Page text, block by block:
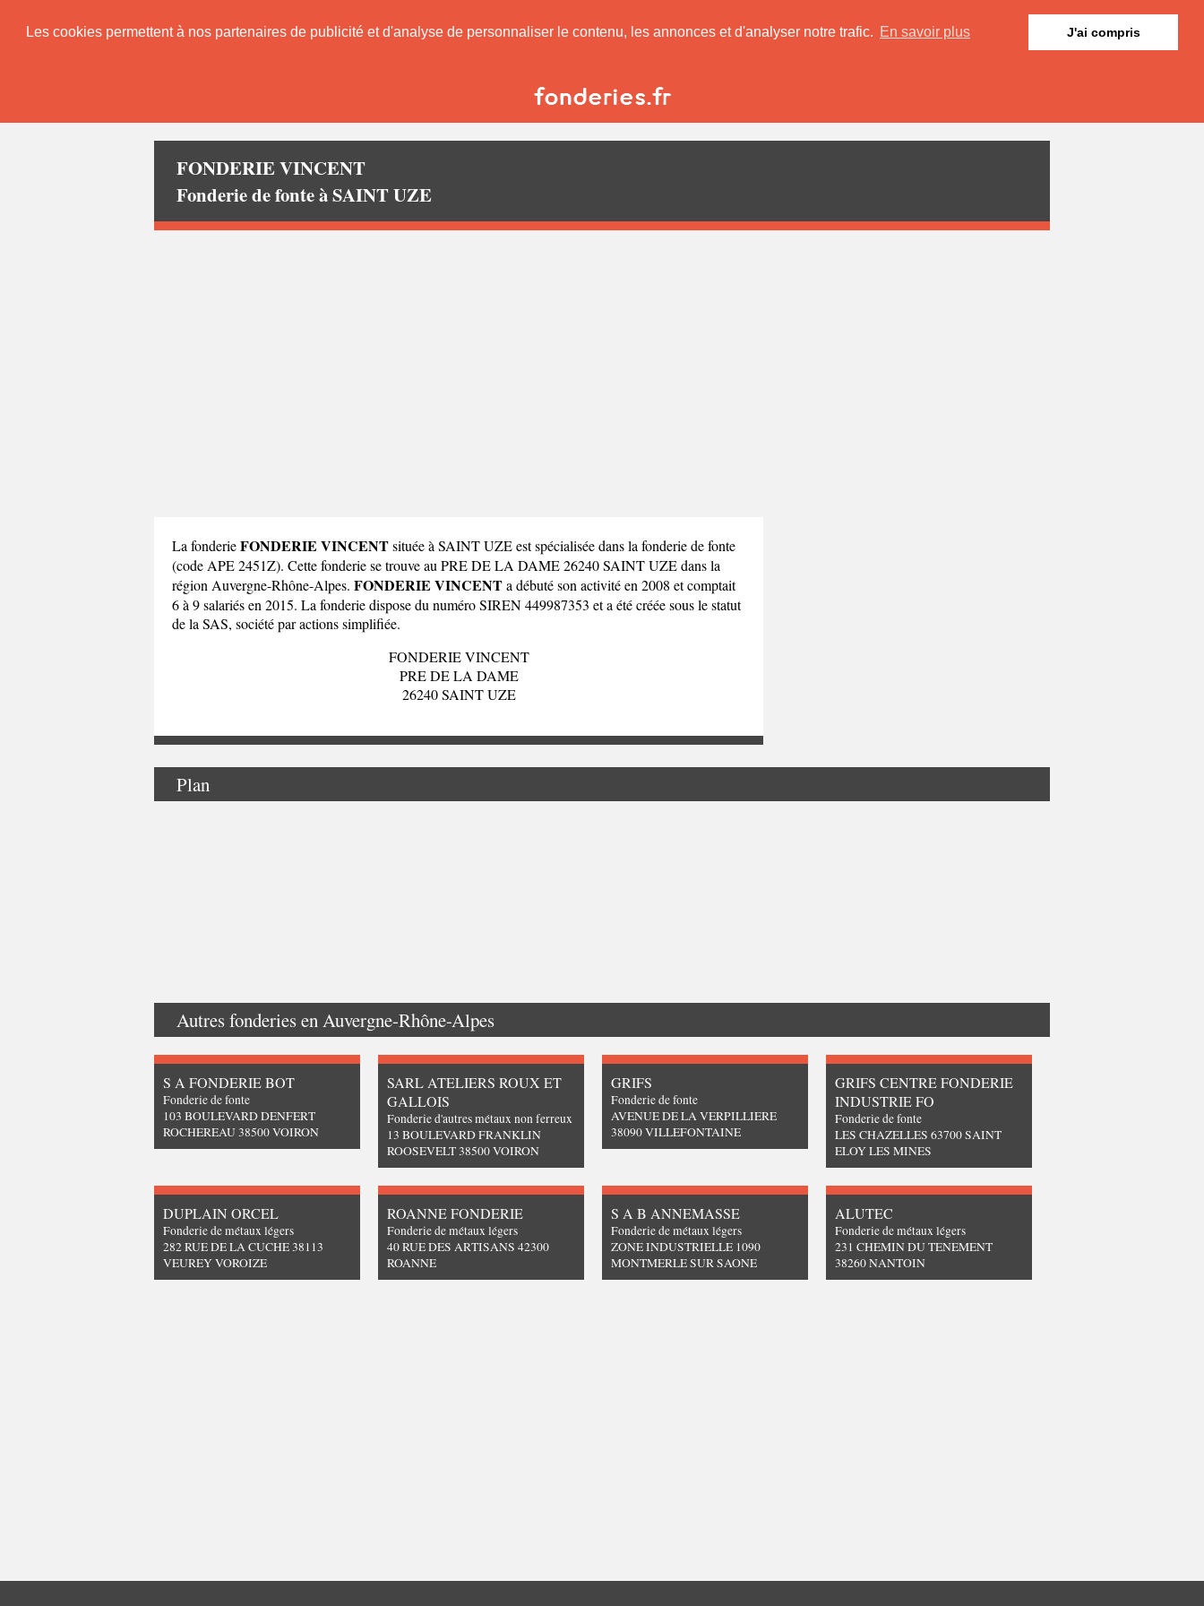
Les cookies permettent à nos partenaires de publicité et d'analyse de personnaliser le contenu, les annonces et d'analyser notre trafic. En savoir plus J'ai compris
FONDERIE VINCENT
Fonderie de fonte à SAINT UZE
La fonderieFONDERIE VINCENTsituée à SAINT UZE est spécialisée dans la fonderie de fonte
(code APE 2451Z). Cette fonderie se trouve au PRE DE LA DAME 26240 SAINT UZE dans la
région Auvergne-Rhône-Alpes. FONDERIE VINCENTa débuté son activité en 2008 et comptait
6 à 9 salariés en 2015. La fonderie dispose du numéro SIREN 449987353 et a été créée sous le statut
de la SAS, société par actions simplifiée.
FONDERIE VINCENT
PRE DE LA DAME
26240 SAINT UZE
Plan
Autres fonderies en Auvergne-Rhône-Alpes
S A FONDERIE BOT
Fonderie de fonte
103 BOULEVARD DENFERT
ROCHEREAU 38500 VOIRON
SARL ATELIERS ROUX ET
GALLOIS
Fonderie d'autres métaux non ferreux
13 BOULEVARD FRANKLIN
ROOSEVELT 38500 VOIRON
GRIFS
Fonderie de fonte
AVENUE DE LA VERPILLIERE
38090 VILLEFONTAINE
GRIFS CENTRE FONDERIE
INDUSTRIE FO
Fonderie de fonte
LES CHAZELLES 63700 SAINT
ELOY LES MINES
DUPLAIN ORCEL
Fonderie de métaux légers
282 RUE DE LA CUCHE 38113
VEUREY VOROIZE
ROANNE FONDERIE
Fonderie de métaux légers
40 RUE DES ARTISANS 42300
ROANNE
S A B ANNEMASSE
Fonderie de métaux légers
ZONE INDUSTRIELLE 1090
MONTMERLE SUR SAONE
ALUTEC
Fonderie de métaux légers
231 CHEMIN DU TENEMENT
38260 NANTOIN